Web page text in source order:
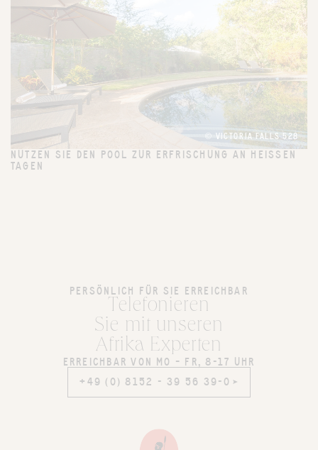
© VICTORIA FALLS 528
NUTZEN SIE DEN POOL ZUR ERFRISCHUNG AN HEISSEN T
AGEN
PERSÖNLICH FÜR SIE ERREICHBAR
Telefonieren
Sie mit unseren
Afrika Experten
ERREICHBAR VON MO – FR, 8-17 UHR
+49 (0) 8152 - 39 56 39-0
+49 (0) 8152 - 39 56 39-0